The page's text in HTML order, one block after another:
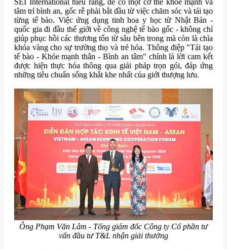
tâm trí bình an, gốc rễ phải bắt đầu từ việc chăm sóc và tái tạo
từng tế bào. Việc ứng dụng tinh hoa y học từ Nhật Bản -
quốc gia đi đầu thế giới về công nghệ tế bào gốc - không chỉ
giúp phục hồi các thương tổn từ sâu bên trong mà còn là chìa
khóa vàng cho sự trường thọ và trẻ hóa. Thông điệp "Tái tạo
tế bào - Khỏe mạnh thân - Bình an tâm" chính là lời cam kết
được hiện thực hóa thông qua giải pháp trọn gói, đáp ứng
những tiêu chuẩn sống khắt khe nhất của giới thượng lưu.
Ông Phạm Văn Lâm - Tổng giám đốc Công ty Cổ phần tư
vấn đầu tư T&L nhận giải thưởng